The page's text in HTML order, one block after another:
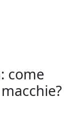
come